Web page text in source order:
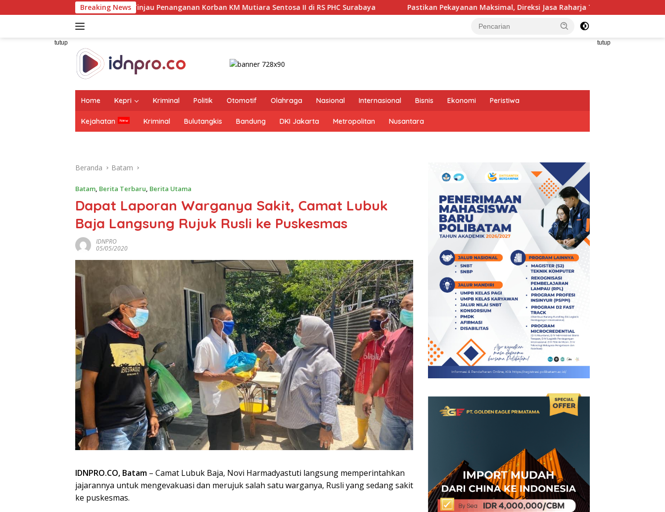
ke
Breaking News
Tinjau Penanganan Korban KM Mutiara Sentosa II di RS PHC Surabaya Pastikan Pekayanan Maksimal, Direksi Jasa Raharja Tinjau Korban Kebakaran KM Mutiara Sentosa II
tutup tutup
Home Kepri Kriminal Politik Otomotif Olahraga Nasional Internasional Bisnis Ekonomi Peristiwa
Kejahatan Kriminal Bulutangkis Bandung DKI Jakarta Metropolitan Nusantara
Beranda Batam
Batam, Berita Terbaru, Berita Utama
Dapat Laporan Warganya Sakit, Camat Lubuk
Baja Langsung Rujuk Rusli ke Puskesmas
IDNPRO
05/05/2020
IDNPRO.CO, Batam – Camat Lubuk Baja, Novi Harmadyastuti langsung memperintahkan
jajarannya untuk mengevakuasi dan merujuk salah satu warganya, Rusli yang sedang sakit
ke puskesmas.